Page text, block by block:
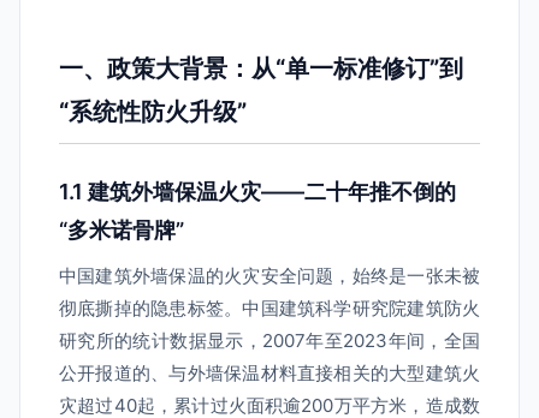
一、政策大背景：从“单一标准修订”到
“系统性防火升级”
1.1 建筑外墙保温火灾——二十年推不倒的
“多米诺骨牌”
中国建筑外墙保温的火灾安全问题，始终是一张未被
彻底撕掉的隐患标签。中国建筑科学研究院建筑防火
研究所的统计数据显示，2007年至2023年间，全国
公开报道的、与外墙保温材料直接相关的大型建筑火
灾超过40起，累计过火面积逾200万平方米，造成数